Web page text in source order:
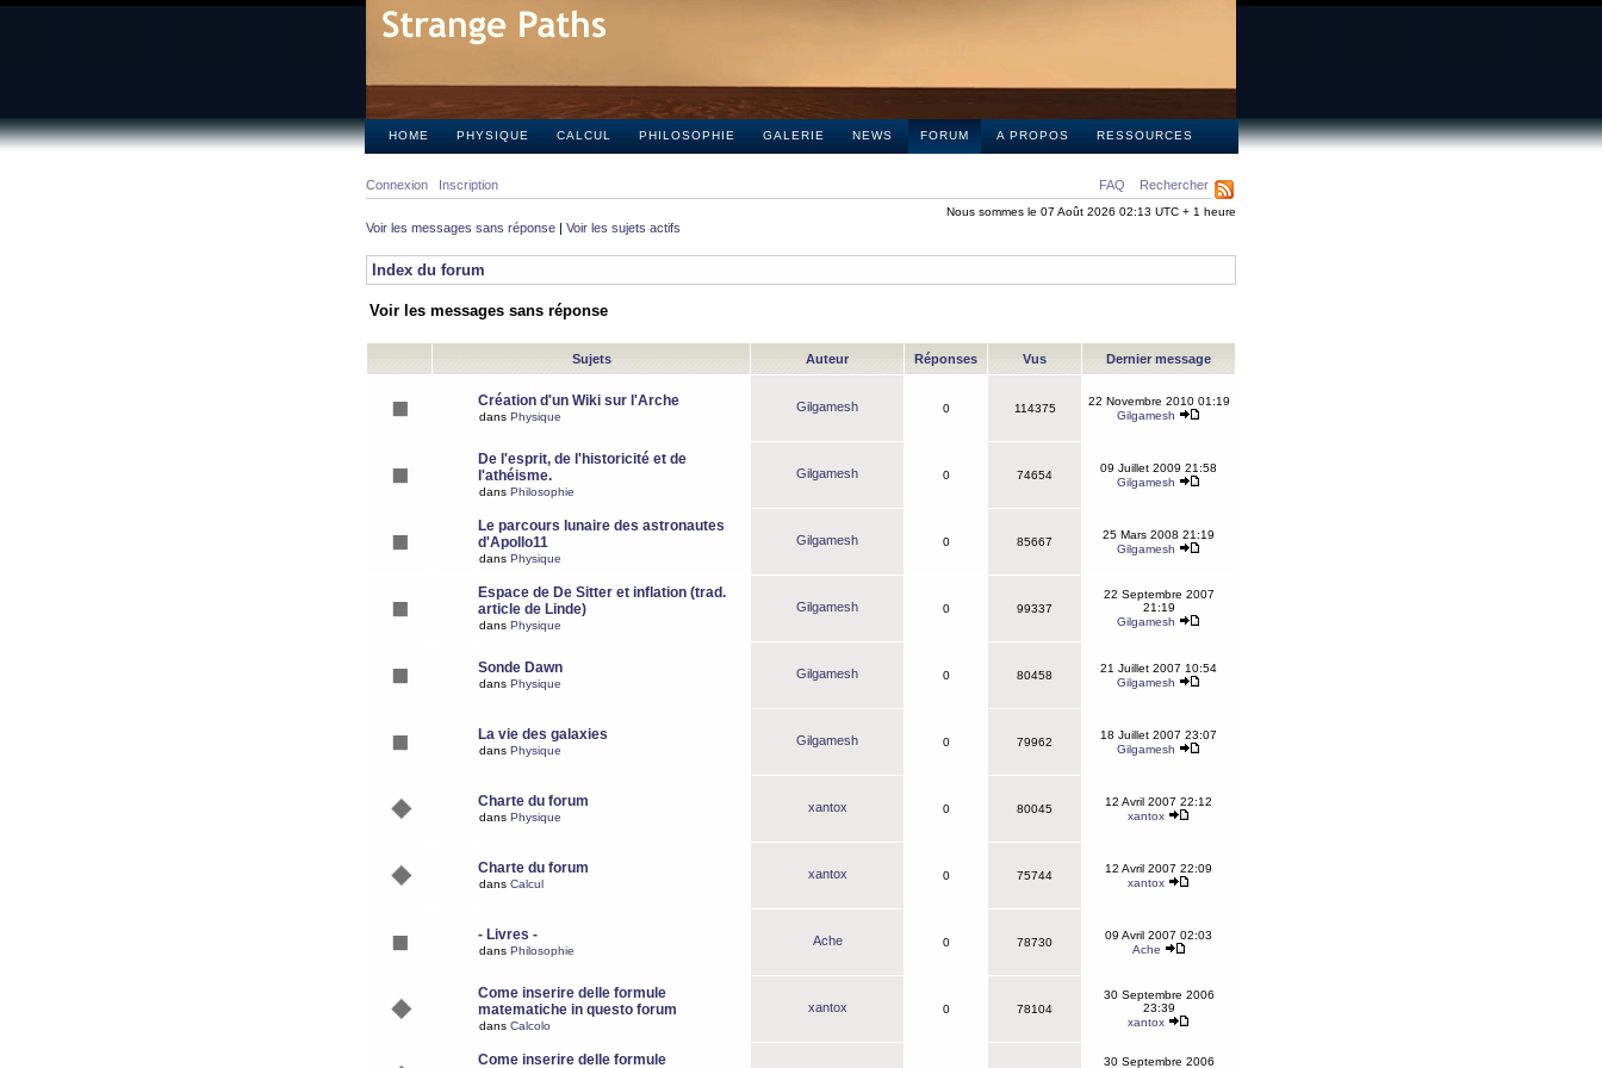
HOME PHYSIQUE CALCUL PHILOSOPHIE GALERIE NEWS FORUM A PROPOS RESSOURCES
FAQ Rechercher
Connexion Inscription
Nous sommes le 07 Août 2026 02:13 UTC + 1 heure
Voir les messages sans réponse | Voir les sujets actifs
Index du forum
Voir les messages sans réponse
Sujets Auteur Réponses Vus Dernier message
Création d'un Wiki sur l'Arche
dans Physique
Gilgamesh 0 114375
22 Novembre 2010 01:19
Gilgamesh
De l'esprit, de l'historicité et de
l'athéisme.
dans Philosophie
Gilgamesh 0 74654
09 Juillet 2009 21:58
Gilgamesh
Le parcours lunaire des astronautes
d'Apollo11
dans Physique
Gilgamesh 0 85667
25 Mars 2008 21:19
Gilgamesh
Espace de De Sitter et inflation (trad.
article de Linde)
dans Physique
Gilgamesh 0 99337
22 Septembre 2007
21:19
Gilgamesh
Sonde Dawn
dans Physique
Gilgamesh 0 80458
21 Juillet 2007 10:54
Gilgamesh
La vie des galaxies
dans Physique
Gilgamesh 0 79962
18 Juillet 2007 23:07
Gilgamesh
Charte du forum
dans Physique
xantox 0 80045
12 Avril 2007 22:12
xantox
Charte du forum
dans Calcul
xantox 0 75744
12 Avril 2007 22:09
xantox
- Livres -
dans Philosophie
Ache 0 78730
09 Avril 2007 02:03
Ache
Come inserire delle formule
matematiche in questo forum
dans Calcolo
xantox 0 78104
30 Septembre 2006
23:39
xantox
Come inserire delle formule 30 Septembre 2006